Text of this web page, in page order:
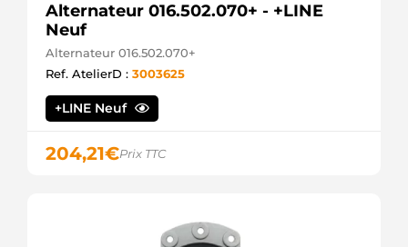
Alternateur 016.502.070+ - +LINE
Neuf
Alternateur 016.502.070+
Ref. AtelierD : 3003625
+LINE Neuf
204,21€Prix TTC